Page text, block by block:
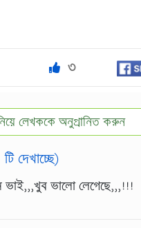
৩
লেখককে অনুপ্রানিত করুন
টি দেখাচ্ছে)
ভাই,,,খুব ভালো লেগেছে,,,!!!